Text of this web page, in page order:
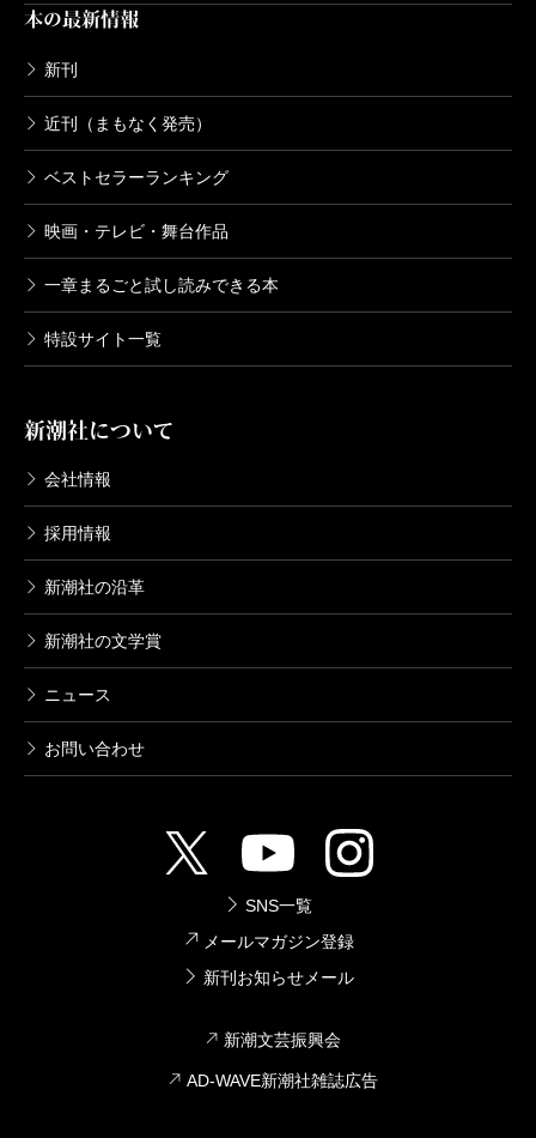
本の最新情報
新刊
近刊（まもなく発売）
ベストセラーランキング
映画・テレビ・舞台作品
一章まるごと試し読みできる本
特設サイト一覧
新潮社について
会社情報
採用情報
新潮社の沿革
新潮社の文学賞
ニュース
お問い合わせ
SNS一覧
メールマガジン登録
新刊お知らせメール
新潮文芸振興会
AD-WAVE新潮社雑誌広告